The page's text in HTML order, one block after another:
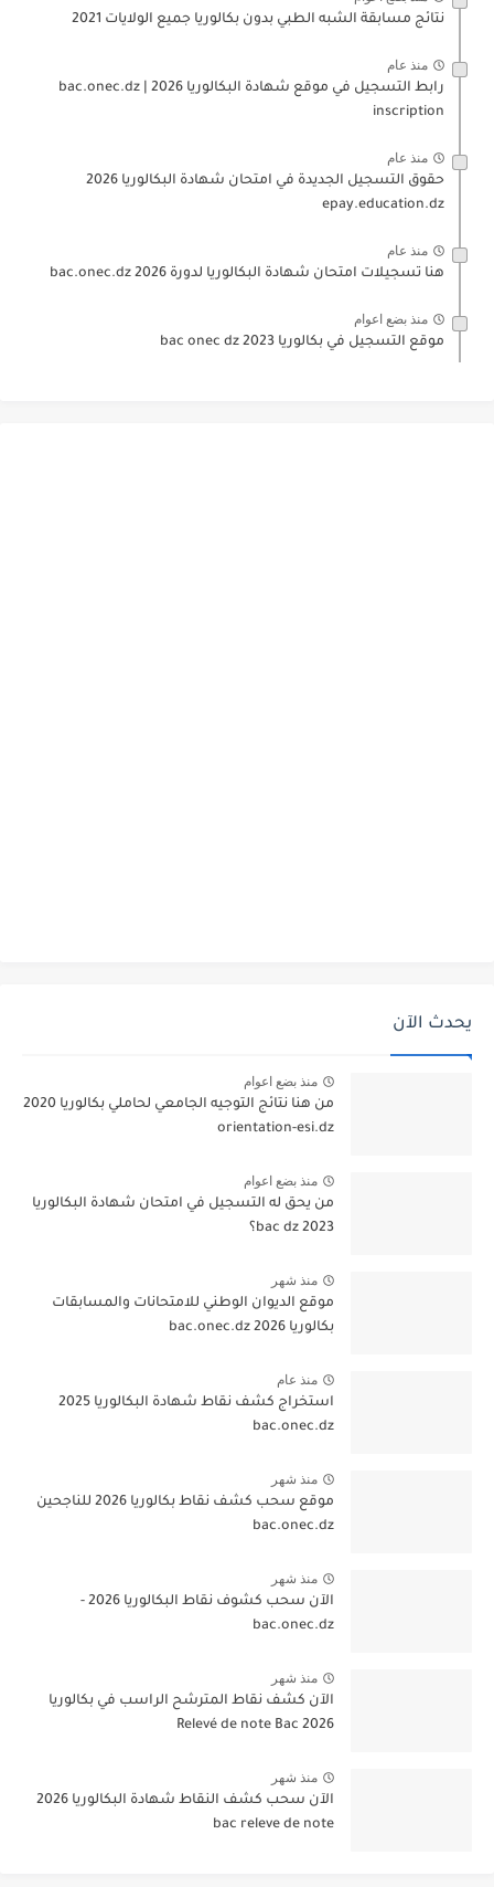
نتائج مسابقة الشبه الطبي بدون بكالوريا جميع الولايات 2021
منذ عام
رابط التسجيل في موقع شهادة البكالوريا 2026 | bac.onec.dz
inscription
منذ عام
حقوق التسجيل الجديدة في امتحان شهادة البكالوريا 2026
epay.education.dz
منذ عام
هنا تسجيلات امتحان شهادة البكالوريا لدورة 2026 bac.onec.dz
منذ بضع اعوام
موقع التسجيل في بكالوريا 2023 bac onec dz
يحدث الآن
منذ بضع اعوام
من هنا نتائج التوجيه الجامعي لحاملي بكالوريا 2020
orientation-esi.dz
منذ بضع اعوام
من يحق له التسجيل في امتحان شهادة البكالوريا
bac dz 2023؟
منذ شهر
موقع الديوان الوطني للامتحانات والمسابقات
بكالوريا 2026 bac.onec.dz
منذ عام
استخراج كشف نقاط شهادة البكالوريا 2025
bac.onec.dz
منذ شهر
موقع سحب كشف نقاط بكالوريا 2026 للناجحين
bac.onec.dz
منذ شهر
الآن سحب كشوف نقاط البكالوريا 2026 -
bac.onec.dz
منذ شهر
الآن كشف نقاط المترشح الراسب في بكالوريا
2026 Relevé de note Bac
منذ شهر
الآن سحب كشف النقاط شهادة البكالوريا 2026
bac releve de note